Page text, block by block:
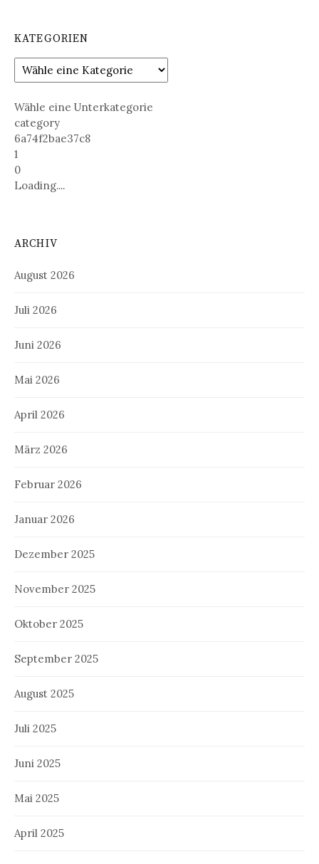
KATEGORIEN
Wähle eine Unterkategorie
category
6a74f2bae37c8
1
0
Loading....
ARCHIV
August 2026
Juli 2026
Juni 2026
Mai 2026
April 2026
März 2026
Februar 2026
Januar 2026
Dezember 2025
November 2025
Oktober 2025
September 2025
August 2025
Juli 2025
Juni 2025
Mai 2025
April 2025